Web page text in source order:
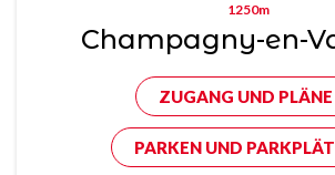
1250m
Champagny-en-
ZUGANG UND PLÄNE
PARKEN UND